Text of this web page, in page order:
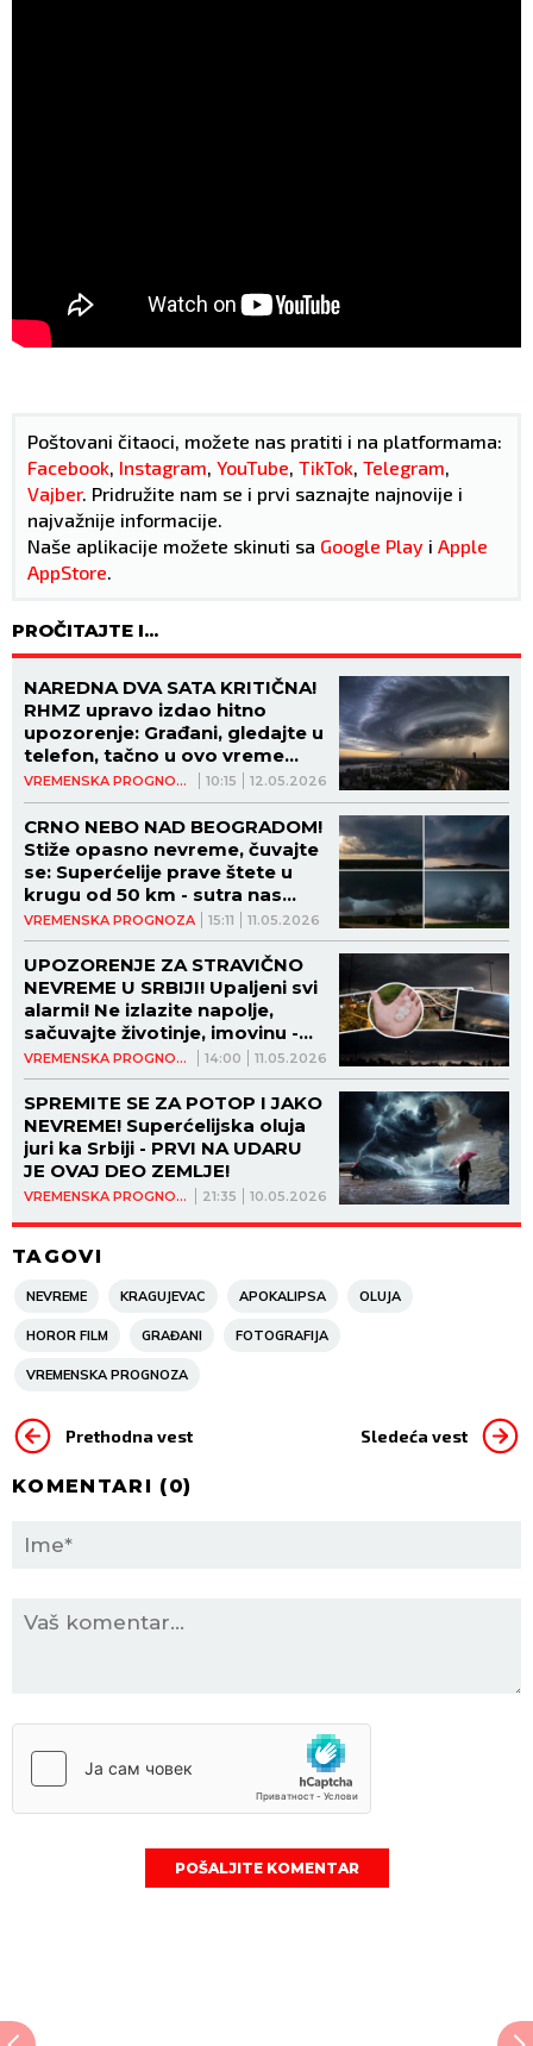
Poštovani čitaoci, možete nas pratiti i na platformama:
Facebook, Instagram, YouTube, TikTok, Telegram,
Vajber. Pridružite nam se i prvi saznajte najnovije i
najvažnije informacije.
Naše aplikacije možete skinuti sa Google Play i Apple
AppStore.
PROČITAJTE I...
VREMENSKA PROGNOZA 10:15 12.05.2026
NAREDNA DVA SATA KRITIČNA!
RHMZ upravo izdao hitno
upozorenje: Građani, gledajte u
telefon, tačno u ovo vreme
kreću TRI NAJOPASNIJE
POJAVE
VREMENSKA PROGNOZA 15:11 11.05.2026
CRNO NEBO NAD BEOGRADOM!
Stiže opasno nevreme, čuvajte
se: Superćelije prave štete u
krugu od 50 km - sutra nas
čeka kataklizma (MAPE)
VREMENSKA PROGNOZA 14:00 11.05.2026
UPOZORENJE ZA STRAVIČNO
NEVREME U SRBIJI! Upaljeni svi
alarmi! Ne izlazite napolje,
sačuvajte životinje, imovinu -
ovo su uputstva! (FOTO)
VREMENSKA PROGNOZA 21:35 10.05.2026
SPREMITE SE ZA POTOP I JAKO
NEVREME! Superćelijska oluja
juri ka Srbiji - PRVI NA UDARU
JE OVAJ DEO ZEMLJE!
TAGOVI
NEVREME KRAGUJEVAC APOKALIPSA OLUJA
HOROR FILM GRAĐANI FOTOGRAFIJA
VREMENSKA PROGNOZA
Prethodna vest Sledeća vest
KOMENTARI (0)
POŠALJITE KOMENTAR